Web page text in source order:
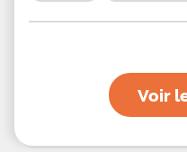
possible de visiter le
Merveille du Monde; le
normandes chargées
découvrir des
Voir